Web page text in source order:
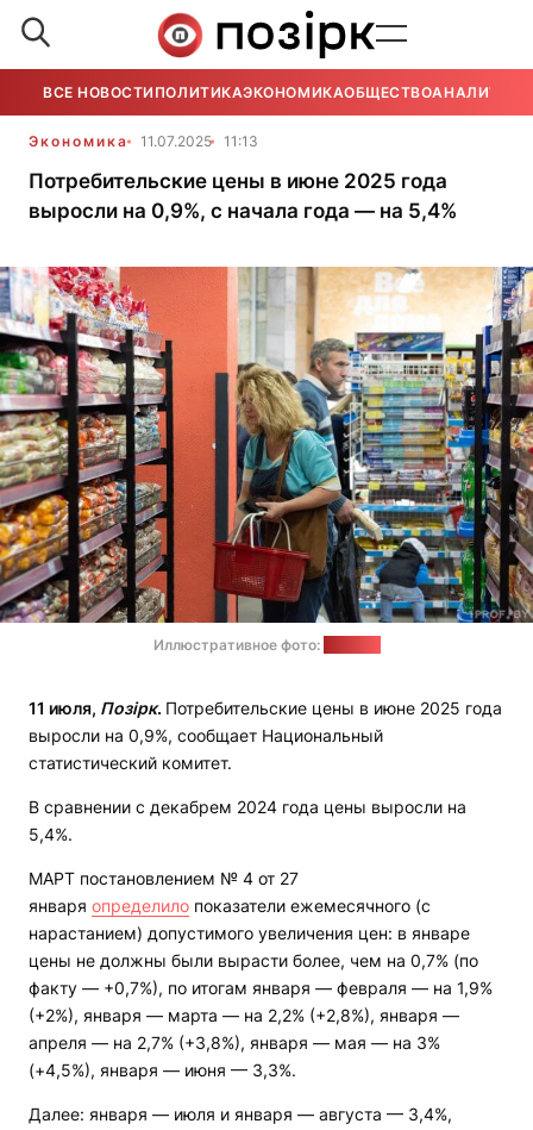
ВСЕ НОВОСТИ ПОЛИТИКАЭКОНОМИКАОБЩЕСТВОАНАЛИТИКА
Экономика 11.07.2025 11:13
Потребительские цены в июне 2025 года
выросли на 0,9%, с начала года — на 5,4%
Иллюстративное фото:
11 июля, Позірк. Потребительские цены в июне 2025 года
выросли на 0,9%, сообщает Национальный
статистический комитет.
В сравнении с декабрем 2024 года цены выросли на
5,4%.
МАРТ постановлением № 4 от 27
января определило показатели ежемесячного (с
нарастанием) допустимого увеличения цен: в январе
цены не должны были вырасти более, чем на 0,7% (по
факту — +0,7%), по итогам января — февраля — на 1,9%
(+2%), января — марта — на 2,2% (+2,8%), января —
апреля — на 2,7% (+3,8%), января — мая — на 3%
(+4,5%), января — июня — 3,3%.
Далее: января — июля и января — августа — 3,4%,